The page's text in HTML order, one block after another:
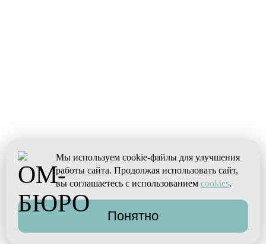
Мы используем cookie-файлы для улучшения
работы сайта. Продолжая использовать сайт,
вы соглашаетесь с использованием cookies.
Понятно